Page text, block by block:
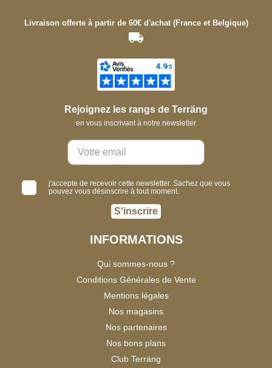
Livraison offerte à partir de 60€ d'achat (France et Belgique)
Rejoignez les rangs de Terräng
en vous inscrivant à notre newsletter
j'accepte de recevoir cette newsletter. Sachez que vous
pouvez vous désinscrire à tout moment.
S'inscrire
INFORMATIONS
Qui sommes-nous ?
Conditions Générales de Vente
Mentions légales
Nos magasins
Nos partenaires
Nos bons plans
Club Terräng